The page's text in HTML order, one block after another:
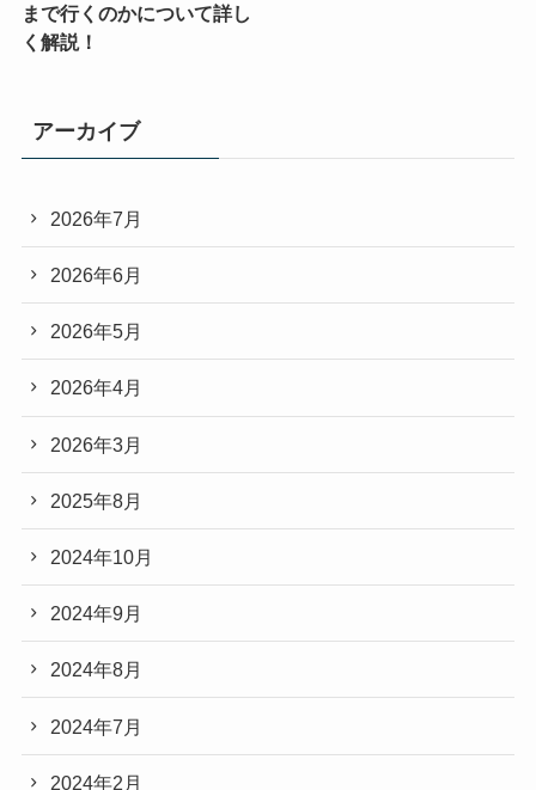
まで行くのかについて詳し
く解説！
アーカイブ
2026年7月
2026年6月
2026年5月
2026年4月
2026年3月
2025年8月
2024年10月
2024年9月
2024年8月
2024年7月
2024年2月